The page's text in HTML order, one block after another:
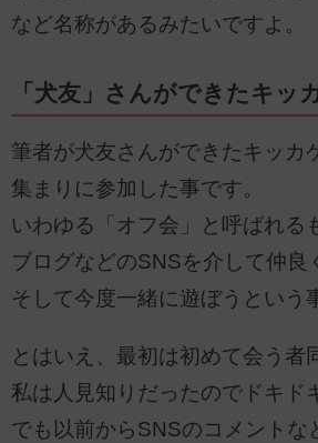
など名称があるみたいですよ。
「犬友」さんができたキッ
筆者が犬友さんができたキッカ
集まりに参加した事です。
いわゆる「オフ会」と呼ばれる
ブログなどのSNSを介して仲良
そして今度一緒に遊ぼうという
とはいえ、最初は初めて会う者
私は人見知りだったのでドキド
でも以前からSNSのコメントな